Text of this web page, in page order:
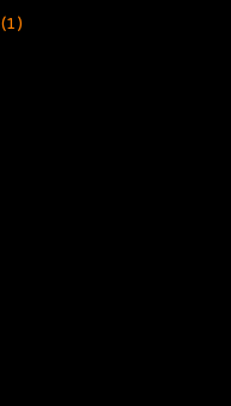
(1)